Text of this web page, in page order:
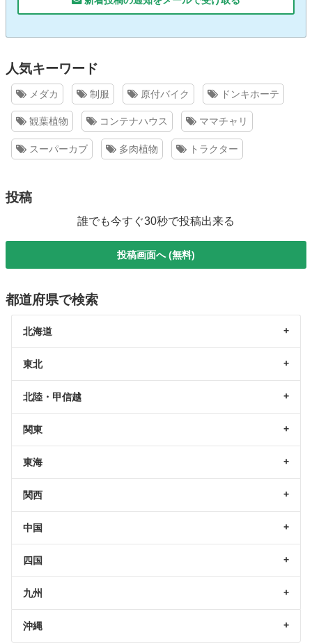
人気キーワード
メダカ 制服 原付バイク ドンキホーテ
観葉植物 コンテナハウス ママチャリ
スーパーカブ 多肉植物 トラクター
投稿
誰でも今すぐ30秒で投稿出来る
投稿画面へ (無料)
都道府県で検索
北海道
東北
北陸・甲信越
関東
東海
関西
中国
四国
九州
沖縄